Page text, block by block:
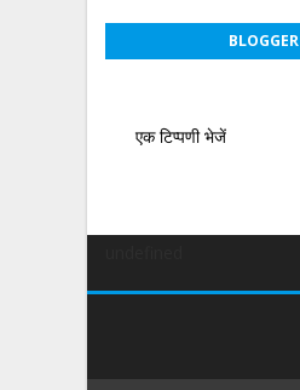
BLOGGER
एक टिप्पणी भेजें